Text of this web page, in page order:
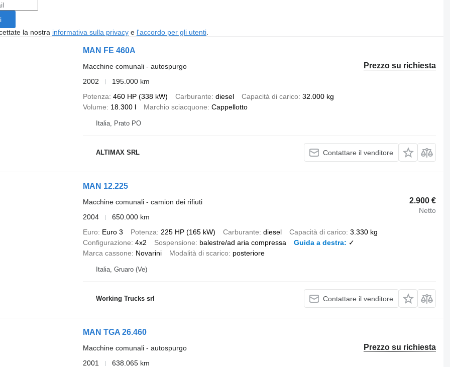
la nostra informativa sulla privacye l'accordo per gli utenti.
MAN FE 460A
Prezzo su richiesta
Macchine comunali - autospurgo
2002
195.000 km
Potenza 460 HP (338 kW) Carburante diesel Capacità di carico 32.000 kg
Volume
18.300 l Marchio sciacquone Cappellotto
Italia, Prato PO
ALTIMAX SRL Contattare il venditore
MAN 12.225
2.900 €
Netto
Macchine comunali - camion dei rifiuti
2004
650.000 km
Euro
Euro 3 Potenza 225 HP (165 kW) Carburante diesel Capacità di carico 3.330 kg
Configurazione 4x2 Sospensione balestre/ad aria compressa Guida a destra
✓
Marca cassone
Novarini Modalità di scarico posteriore
Italia, Gruaro (Ve)
Working Trucks srl Contattare il venditore
MAN TGA 26.460
Prezzo su richiesta
Macchine comunali - autospurgo
2001
638.065 km